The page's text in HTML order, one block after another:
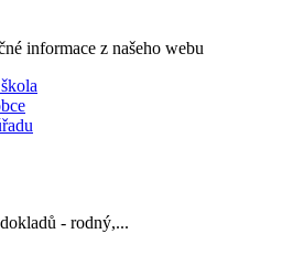
informace z našeho webu
- rodný,...